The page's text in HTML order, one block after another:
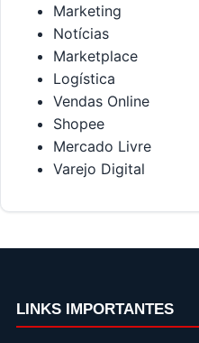
Marketing
Notícias
Marketplace
Logística
Vendas Online
Shopee
Mercado Livre
Varejo Digital
LINKS IMPORTANTES